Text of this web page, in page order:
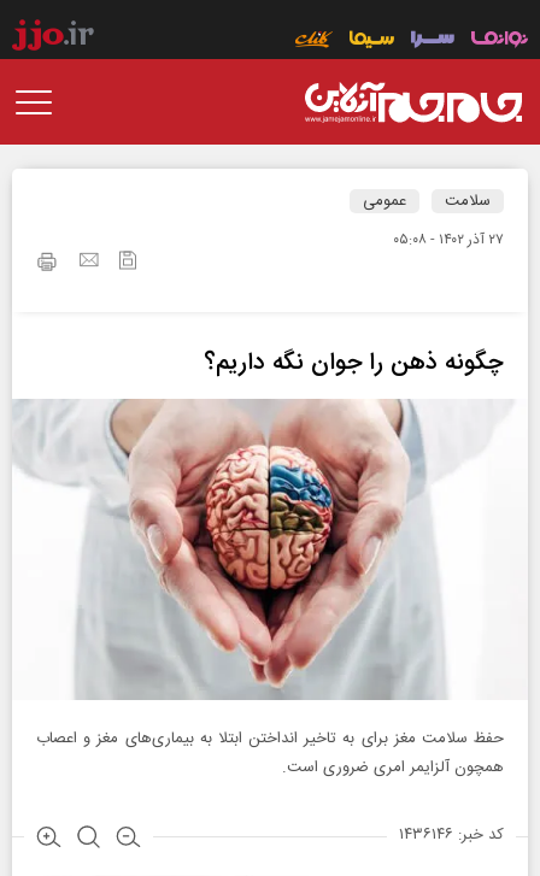
سلامت عمومی
۲۷ آذر ۱۴۰۲ - ۰۵:۰۸
چگونه ذهن را جوان نگه داریم؟
حفظ سلامت مغز برای به تاخیر انداختن ابتلا به بیماری‌های مغز و اعصاب
همچون آلزایمر امری ضروری است.
کد خبر: ۱۴۳۶۱۴۶